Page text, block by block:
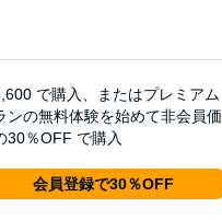
で購入、またはプレミアム
ンの無料体験を始めて非会員価
30％OFF で購入
会員登録で30％OFF